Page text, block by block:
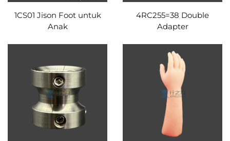
1CS01 Jison Foot untuk
Anak
4RC255=38 Double
Adapter